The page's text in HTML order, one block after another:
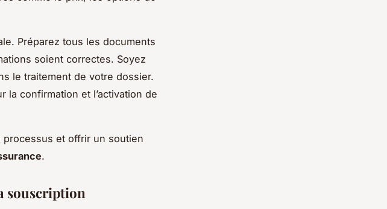
Préparez tous les documents
soient correctes. Soyez
le traitement de votre dossier.
la confirmation et l’activation de
et offrir un soutien
.
souscription